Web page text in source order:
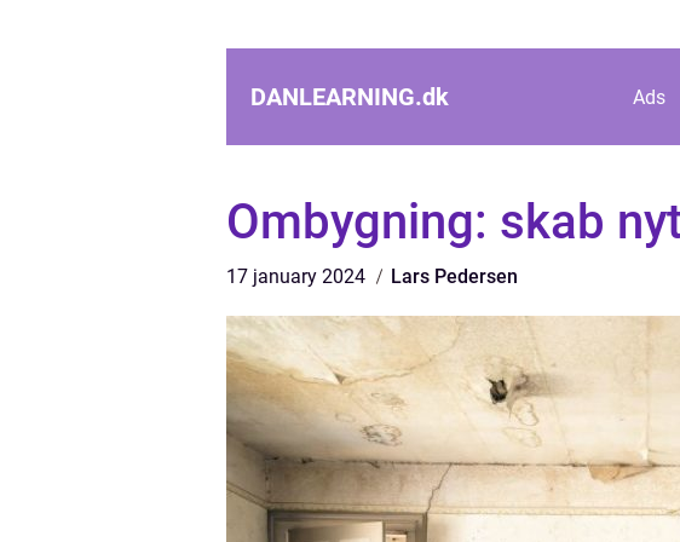
DANLEARNING.dk Ads
Ombygning: skab
17 january 2024 Lars Pedersen